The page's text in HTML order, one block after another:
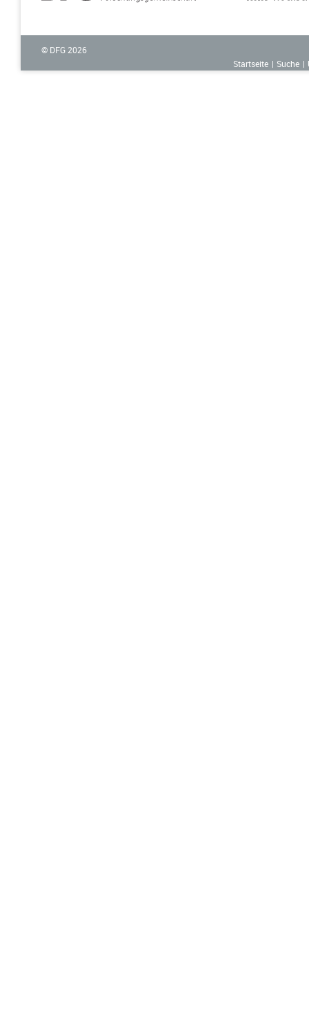
© DFG 2026
Startseite
Suche